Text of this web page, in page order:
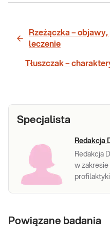
Rzeżączka –
leczenie
Tłuszczak –
Specjalista
Redakcja
Redakcja
w
Powiązane badania